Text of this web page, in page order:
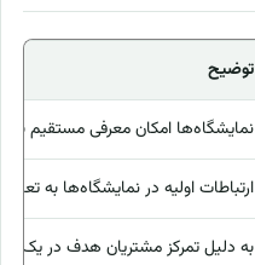
توضیح
نمایشگاه‌ها امکان معرفی مستقیم
ارتباطات اولیه در نمایشگاه‌ها به
به دلیل تمرکز مشتریان هدف در یک